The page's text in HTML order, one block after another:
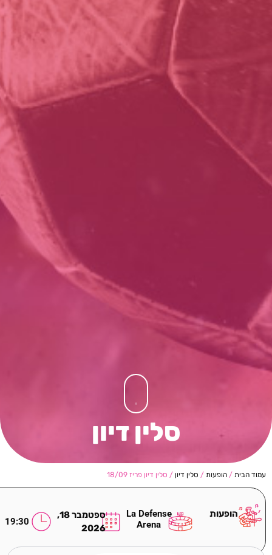
סלין דיון
עמוד הבית / הופעות / סלין דיון / סלין דיון פריז 18/09
הופעות
La Defense
Arena
ספטמבר 18,
2026
19:30